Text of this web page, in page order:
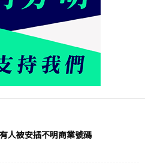
人被安插不明商業號碼